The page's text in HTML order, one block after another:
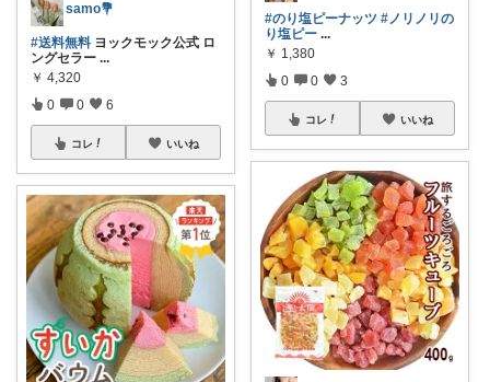
samo💐
#送料無料 ヨックモック公式 ロ
ングセラー ...
￥ 4,320
0 0 6
コレ いいね
#のり塩ピーナッツ #ノリノリの
り塩ピー ...
￥ 1,380
0 0 3
コレ いいね